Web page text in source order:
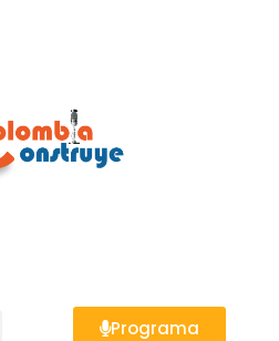
Programa